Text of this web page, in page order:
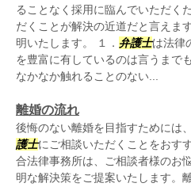
ることなく採用に臨んでいただく
だくことが解決の近道だと言えま
明いたします。 １． 弁護士は法律
を豊富に有しているのは言うまで
なかなか触れることのない...
離婚の流れ
後悔のない離婚を目指すためには
護士にご相談いただくことをおす
合法律事務所は、ご相談者様のお
明な解決策をご提案いたします。